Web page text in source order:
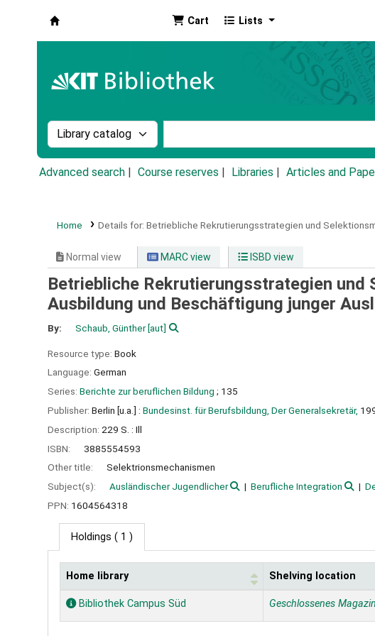
Cart Lists
Search the catalog by:
Advanced search Course reserves Libraries Articles and
Home Details for: Betriebliche Rekrutierungsstrategien und
Normal view MARC view ISBD view
Betriebliche Rekrutierungsstrategien und
Ausbildung und Beschäftigung junger
By: Schaub, Günther[aut]
Resource type: Book
Language: German
Series: Berichte zur beruflichen Bildung ; 135
Publisher: Berlin [u.a.] : Bundesinst. für Berufsbildung, Der Generalsekretär,
Description: 229 S. : Ill
ISBN:
3885554593
Other title:
Selektrionsmechanismen
Subject(s):
Ausländischer Jugendlicher Berufliche Integration
PPN: 1604564318
Holdings ( 1 )
Holdings
Home library Shelving location
Bibliothek Campus Süd Geschlossenes Magazin